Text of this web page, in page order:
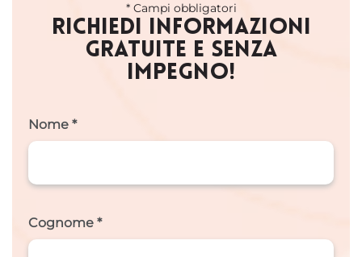
* Campi obbligatori
RICHIEDI INFORMAZIONI
GRATUITE E SENZA
IMPEGNO!
Nome *
Cognome *